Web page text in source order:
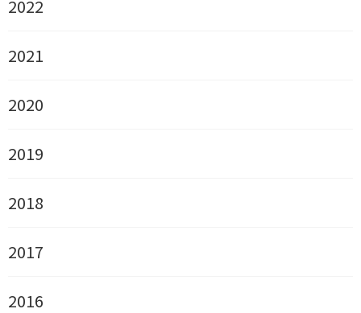
2022
2021
2020
2019
2018
2017
2016